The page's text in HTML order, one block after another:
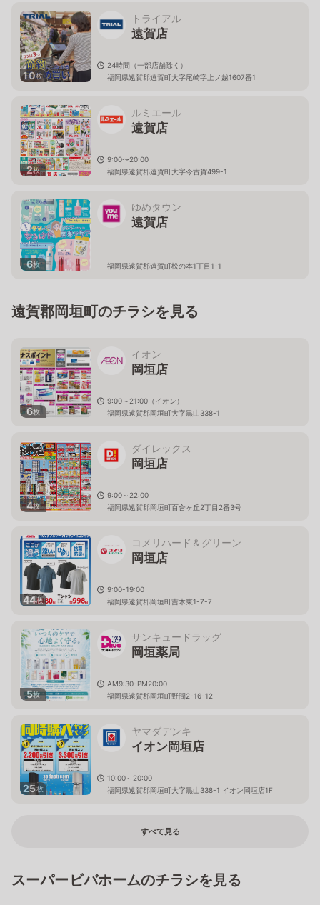
10枚
トライアル
遠賀店
24時間（一部店舗除く）
福岡県遠賀郡遠賀町大字尾崎字上ノ越1607番1
2枚
ルミエール
遠賀店
9:00〜20:00
福岡県遠賀郡遠賀町大字今古賀499-1
6枚
ゆめタウン
遠賀店
福岡県遠賀郡遠賀町松の本1丁目1-1
遠賀郡岡垣町のチラシを見る
6枚
イオン
岡垣店
9:00～21:00（イオン）
福岡県遠賀郡岡垣町大字黒山338-1
4枚
ダイレックス
岡垣店
9:00～22:00
福岡県遠賀郡岡垣町百合ヶ丘2丁目2番3号
44枚
コメリハード＆グリーン
岡垣店
9:00-19:00
福岡県遠賀郡岡垣町吉木東1-7-7
5枚
サンキュードラッグ
岡垣薬局
AM9:30-PM20:00
福岡県遠賀郡岡垣町野間2-16-12
25枚
ヤマダデンキ
イオン岡垣店
10:00～20:00
福岡県遠賀郡岡垣町大字黒山338-1 イオン岡垣店1F
すべて見る
スーパービバホームのチラシを見る